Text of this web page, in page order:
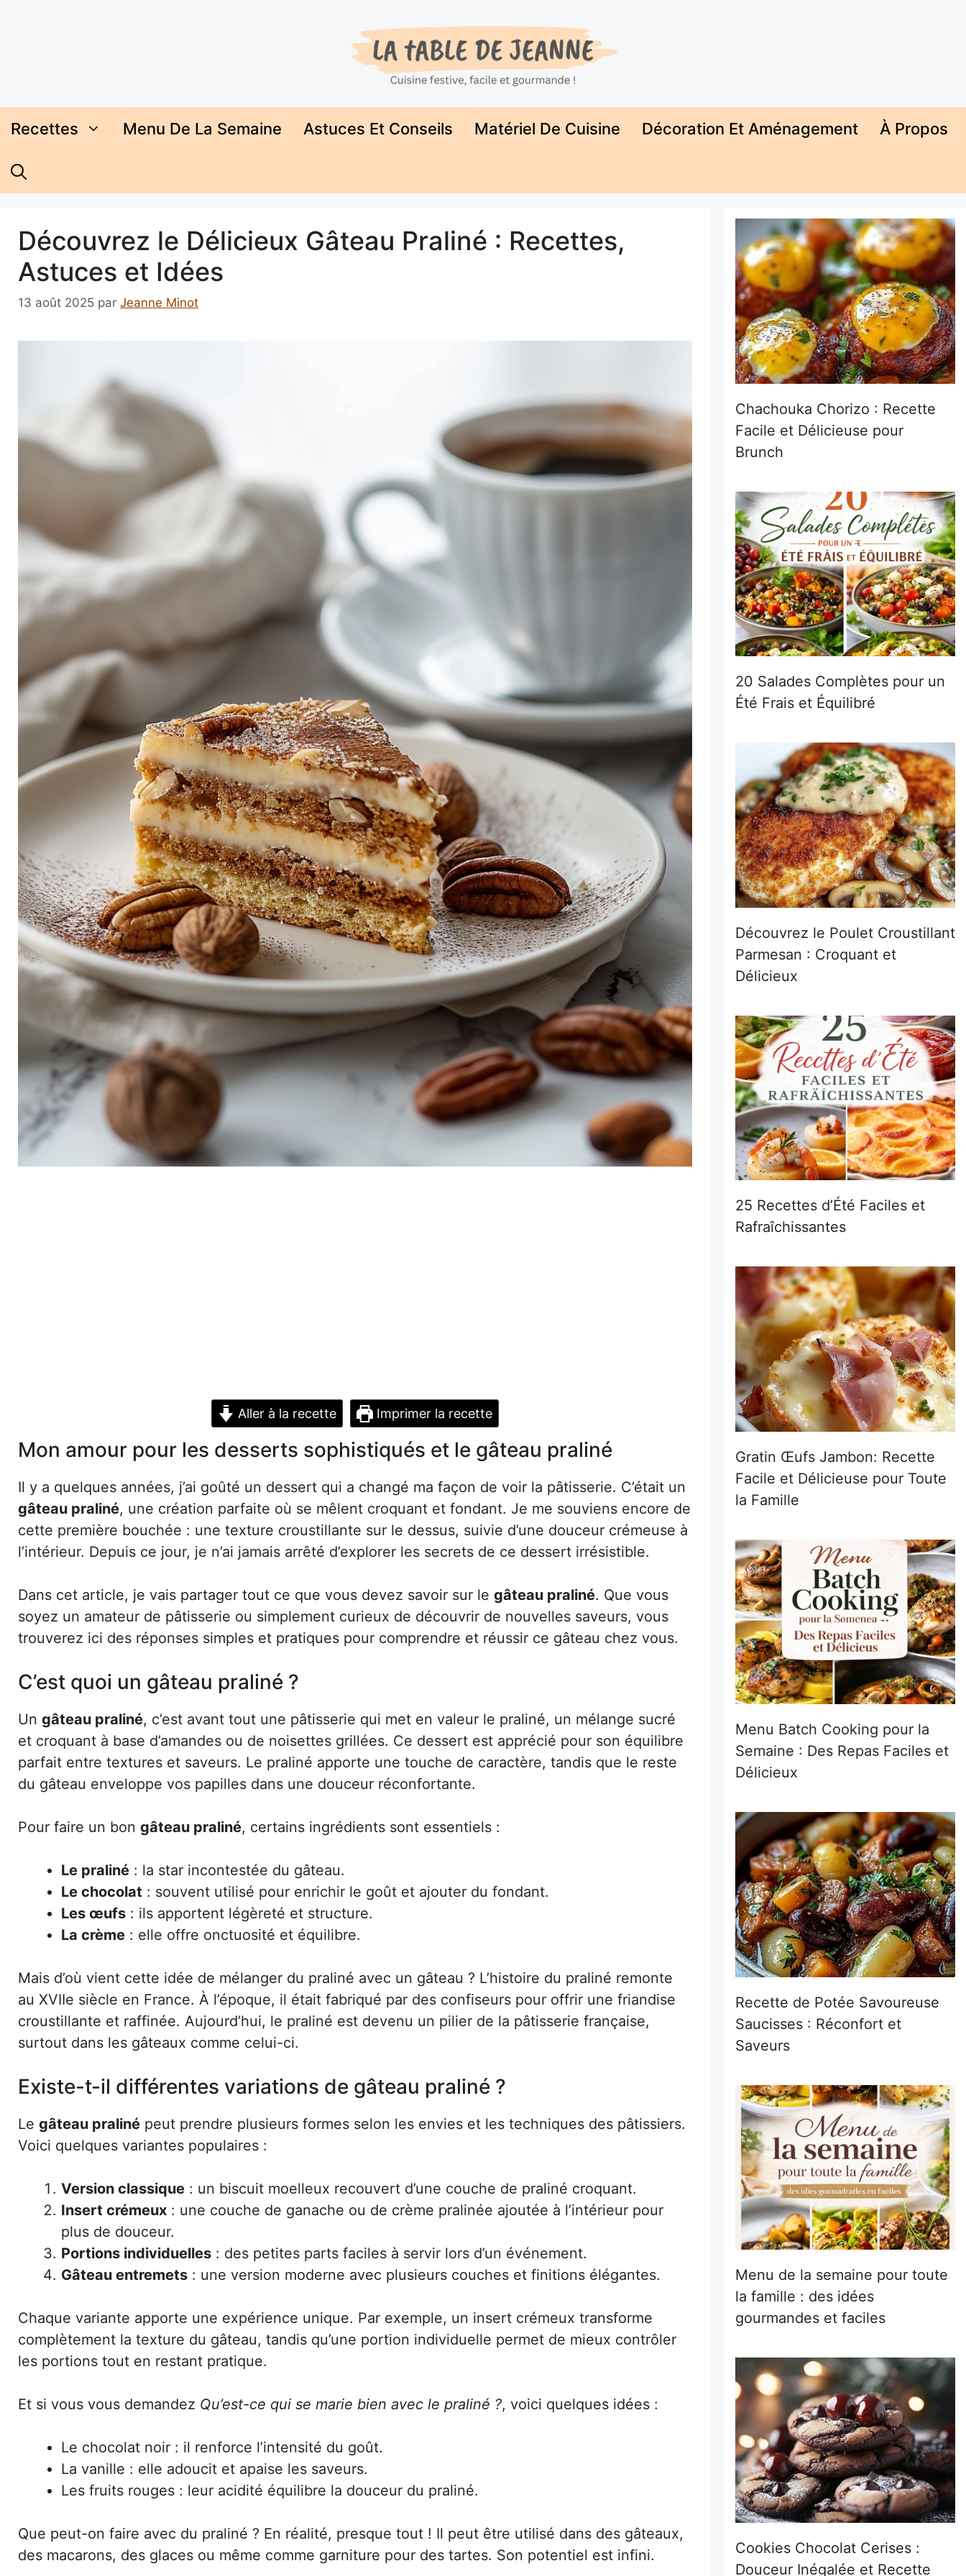
Recettes Menu De La Semaine Astuces Et Conseils Matériel De Cuisine Décoration Et Aménagement À Propos
Découvrez le Délicieux Gâteau Praliné : Recettes,
Astuces et Idées
13 août 2025 par Jeanne Minot
Aller à la recette Imprimer la recette
Mon amour pour les desserts sophistiqués et le gâteau praliné
Il y a quelques années, j’ai goûté un dessert qui a changé ma façon de voir la pâtisserie. C’était un
gâteau praliné, une création parfaite où se mêlent croquant et fondant. Je me souviens encore de
cette première bouchée : une texture croustillante sur le dessus, suivie d’une douceur crémeuse à
l’intérieur. Depuis ce jour, je n’ai jamais arrêté d’explorer les secrets de ce dessert irrésistible.
Dans cet article, je vais partager tout ce que vous devez savoir sur le gâteau praliné. Que vous
soyez un amateur de pâtisserie ou simplement curieux de découvrir de nouvelles saveurs, vous
trouverez ici des réponses simples et pratiques pour comprendre et réussir ce gâteau chez vous.
C’est quoi un gâteau praliné ?
Un gâteau praliné, c’est avant tout une pâtisserie qui met en valeur le praliné, un mélange sucré
et croquant à base d’amandes ou de noisettes grillées. Ce dessert est apprécié pour son équilibre
parfait entre textures et saveurs. Le praliné apporte une touche de caractère, tandis que le reste
du gâteau enveloppe vos papilles dans une douceur réconfortante.
Pour faire un bon gâteau praliné, certains ingrédients sont essentiels :
Le praliné : la star incontestée du gâteau.
Le chocolat : souvent utilisé pour enrichir le goût et ajouter du fondant.
Les œufs : ils apportent légèreté et structure.
La crème : elle offre onctuosité et équilibre.
Mais d’où vient cette idée de mélanger du praliné avec un gâteau ? L’histoire du praliné remonte
au XVIIe siècle en France. À l’époque, il était fabriqué par des confiseurs pour offrir une friandise
croustillante et raffinée. Aujourd’hui, le praliné est devenu un pilier de la pâtisserie française,
surtout dans les gâteaux comme celui-ci.
Existe-t-il différentes variations de gâteau praliné ?
Le gâteau praliné peut prendre plusieurs formes selon les envies et les techniques des pâtissiers.
Voici quelques variantes populaires :
Version classique : un biscuit moelleux recouvert d’une couche de praliné croquant.
Insert crémeux : une couche de ganache ou de crème pralinée ajoutée à l’intérieur pour
plus de douceur.
Portions individuelles : des petites parts faciles à servir lors d’un événement.
Gâteau entremets : une version moderne avec plusieurs couches et finitions élégantes.
Chaque variante apporte une expérience unique. Par exemple, un insert crémeux transforme
complètement la texture du gâteau, tandis qu’une portion individuelle permet de mieux contrôler
les portions tout en restant pratique.
Et si vous vous demandez Qu’est-ce qui se marie bien avec le praliné ?, voici quelques idées :
Le chocolat noir : il renforce l’intensité du goût.
La vanille : elle adoucit et apaise les saveurs.
Les fruits rouges : leur acidité équilibre la douceur du praliné.
Que peut-on faire avec du praliné ? En réalité, presque tout ! Il peut être utilisé dans des gâteaux,
des macarons, des glaces ou même comme garniture pour des tartes. Son potentiel est infini.
Chachouka Chorizo : Recette
Facile et Délicieuse pour
Brunch
20 Salades Complètes pour un
Été Frais et Équilibré
Découvrez le Poulet Croustillant
Parmesan : Croquant et
Délicieux
25 Recettes d’Été Faciles et
Rafraîchissantes
Gratin Œufs Jambon: Recette
Facile et Délicieuse pour Toute
la Famille
Menu Batch Cooking pour la
Semaine : Des Repas Faciles et
Délicieux
Recette de Potée Savoureuse
Saucisses : Réconfort et
Saveurs
Menu de la semaine pour toute
la famille : des idées
gourmandes et faciles
Cookies Chocolat Cerises :
Douceur Inégalée et Recette